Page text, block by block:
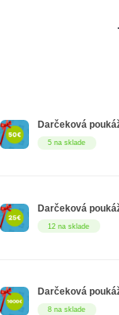
nakupovať ako
registrovať.
5 na sklade
Darčeková
12 na sklade
Darčeková
8 na sklade
Darčeková